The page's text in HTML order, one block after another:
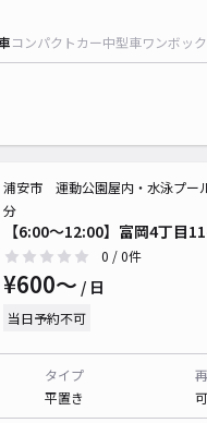
コンパクトカー中型車ワンボッ
【6:00〜12:00】富岡4丁目
浦安市 運動公園屋内・水泳プー
分
0 / 0件
¥600〜 / 日
当日予約不可
タイプ
平置き
可